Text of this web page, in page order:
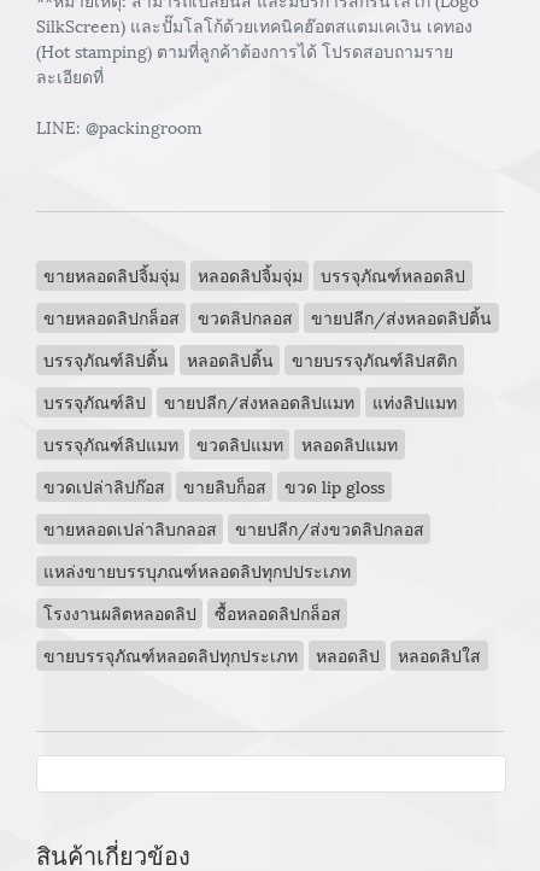
SilkScreen) และปั๊มโลโก้ด้วยเทคนิคฮ๊อตสแตมเคเงิน เคทอง
(Hot stamping) ตามที่ลูกค้าต้องการได้ โปรดสอบถามราย
ละเอียดที่
LINE: @packingroom
ขายหลอดลิปจิ้มจุ่ม หลอดลิปจิ้มจุ่ม
บรรจุภัณฑ์หลอดลิป
ขายหลอดลิปกล็อส
ขวดลิปกลอส
ขายปลีก/ส่งหลอดลิปติ้น
บรรจุภัณฑ์ลิปติ้น
หลอดลิปติ้น
ขายบรรจุภัณฑ์ลิปสติก
บรรจุภัณฑ์ลิป
ขายปลีก/ส่งหลอดลิปแมท
แท่งลิปแมท
บรรจุภัณฑ์ลิปแมท
ขวดลิปแมท
หลอดลิปแมท
ขวดเปล่าลิปก๊อส
ขายลิบก็อส
ขวด lip gloss
ขายหลอดเปล่าลิบกลอส
ขายปลีก/ส่งขวดลิปกลอส
แหล่งขายบรรบุภณฑ์หลอดลิปทุกปประเภท
โรงงานผลิตหลอดลิป
ซื้อหลอดลิปกล็อส
ขายบรรจุภัณฑ์หลอดลิปทุกประเภท
หลอดลิป หลอดลิปใส
สินค้าเกี่ยวข้อง